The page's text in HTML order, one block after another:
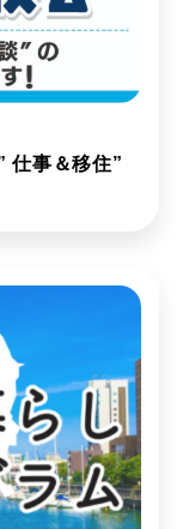
仕事＆移住”